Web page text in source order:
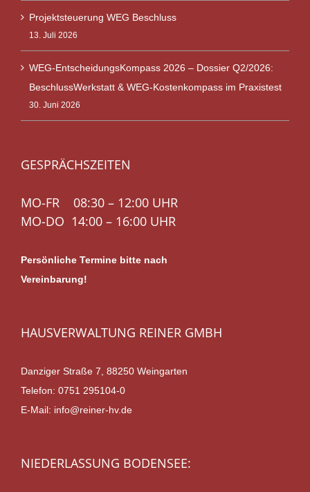
Projektsteuerung WEG Beschluss
13. Juli 2026
WEG-EntscheidungsKompass 2026 – Dossier Q2/2026:
BeschlussWerkstatt & WEG-Kostenkompass im Praxistest
30. Juni 2026
GESPRÄCHSZEITEN
MO-FR 08:30 – 12:00 UHR
MO-DO 14:00 – 16:00 UHR
Persönliche Termine bitte nach
Vereinbarung!
HAUSVERWALTUNG REINER GMBH
Danziger Straße 7, 88250 Weingarten
Telefon: 0751 295104-0
E-Mail: info@reiner-hv.de
NIEDERLASSUNG BODENSEE: